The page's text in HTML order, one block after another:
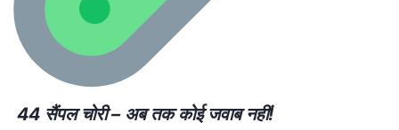
44 सैंपल चोरी – अब तक कोई जवाब नहीं!